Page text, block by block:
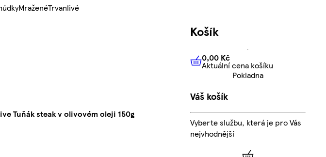
MraženéTrvanlivé
Tuňák steak v olivovém oleji 150g
Košík
0,00 KčAktuální cena košíku
0,00 Kč
Aktuální cena košíku
Pokladna
Váš košík
Vyberte službu, která je pro Vás
nejvhodnější